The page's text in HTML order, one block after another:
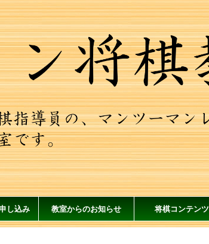
し込み 教室からのお知らせ 将棋コンテンツ